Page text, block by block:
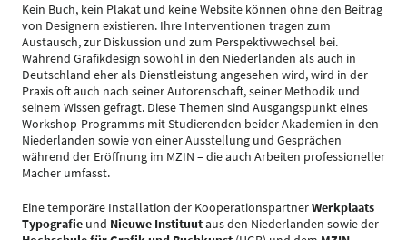
Kein Buch, kein Plakat und keine Website können ohne den Beitrag
von Designern existieren. Ihre Interventionen tragen zum
Austausch, zur Diskussion und zum Perspektivwechsel bei.
Während Grafikdesign sowohl in den Niederlanden als auch in
Deutschland eher als Dienstleistung angesehen wird, wird in der
Praxis oft auch nach seiner Autorenschaft, seiner Methodik und
seinem Wissen gefragt. Diese Themen sind Ausgangspunkt eines
Workshop-Programms mit Studierenden beider Akademien in den
Niederlanden sowie von einer Ausstellung und Gesprächen
während der Eröffnung im MZIN – die auch Arbeiten professioneller
Macher umfasst.
Eine temporäre Installation der KooperationspartnerWerkplaats
Typografie und Nieuwe Instituutaus den Niederlanden sowie der